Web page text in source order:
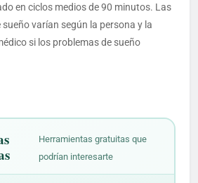
en ciclos medios de 90 minutos. Las
sueño varían según la persona y la
si los problemas de sueño
Herramientas gratuitas que
podrían interesarte